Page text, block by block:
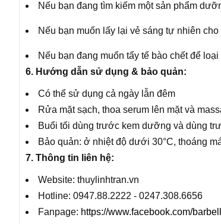
Nếu bạn đang tìm kiếm một sản phẩm
Nếu bạn muốn lấy lại vẻ sáng tự nhiên cho
Nếu bạn đang muốn tẩy tế bào chết để
6. Hướng dẫn sử dụng & bảo quản:
Có thể sử dụng cả ngày lẫn đêm
Rửa mặt sạch, thoa serum lên mặt và
Buổi tối dùng trước kem dưỡng và dùng
Bảo quản: ở nhiệt độ dưới 30°C, thoáng
7. Thông tin liên hệ:
Website: thuylinhtran.vn
Hotline: 0947.88.2222 - 0247.308.6656
Fanpage: https://www.facebook.com/